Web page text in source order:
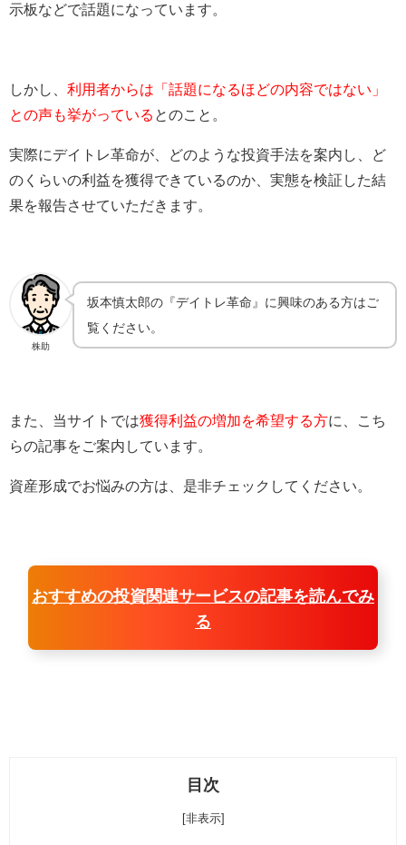
示板などで話題になっています。
しかし、 利用者からは「話題になるほどの内容ではない」
との声も挙がっている とのこと。
実際にデイトレ革命が、どのような投資手法を案内し、ど
のくらいの利益を獲得できているのか、実態を検証した結
果を報告させていただきます。
株助
坂本慎太郎の『デイトレ革命』に興味のある方はご
覧ください。
また、当サイトでは獲得利益の増加を希望する方に、こち
らの記事をご案内しています。
資産形成でお悩みの方は、是非チェックしてください。
おすすめの投資関連サービスの記事を読んでみ
る
目次
[非表示]